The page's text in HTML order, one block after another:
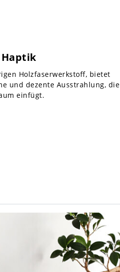
Holzfaserwerkstoff, bietet
und dezente Ausstrahlung, die
einfügt.